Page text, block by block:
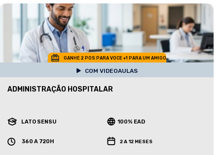
GANHE 2 POS PARA VOCE +1 PARA UM AMIGO
COM VIDEOAULAS
ADMINISTRAÇÃO HOSPITALAR
LATO SENSU 100% EAD
360 A 720H 2 A 12 MESES